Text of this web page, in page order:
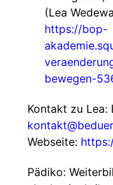
(Lea
https://bop-
bewegen-
Kontakt zu Lea:
Webseite:
Pädiko: